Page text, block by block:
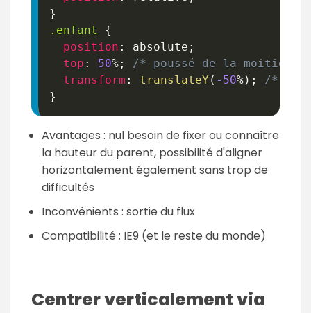
}
.enfant
{
position : absolute ;
top : 50%;
/* poussé de la moitié
transform : translateY ( -50%) ;
/* tiré
}
Avantages : nul besoin de fixer ou connaître
la hauteur du parent, possibilité d'aligner
horizontalement également sans trop de
difficultés
Inconvénients : sortie du flux
Compatibilité : IE9 (et le reste du monde)
Centrer verticalement via